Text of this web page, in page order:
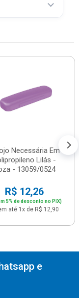
Necessária Em
Lilás -
- 13059/0524
R$ 12,26
5% de desconto no PIX)
até 1x de R$ 12,90
e